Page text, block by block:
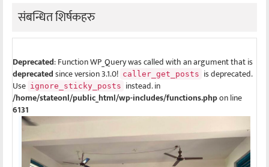
संबन्धित शिर्षकहरु
Deprecated: Function WP_Query was called with an argument that is
deprecatedsince version 3.1.0! caller_get_posts is deprecated.
Use ignore_sticky_posts instead. in
/home/stateonl/public_html/wp-includes/functions.phpon line
6131